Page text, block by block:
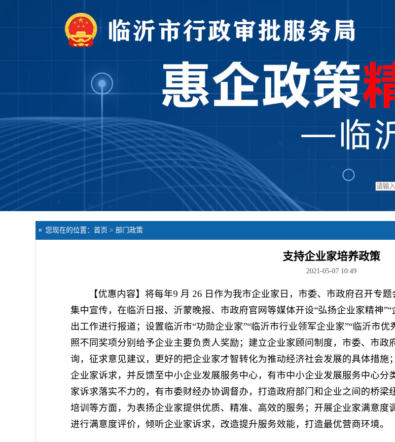
您现在的位置： 首页 > 部门政策
支持企业家培养政策
2021-05-07 10:49
【优惠内容】将每年9 月 26 日作为我市企业家日，市委、市政府召开专
集中宣传，在临沂日报、沂蒙晚报、市政府官网等媒体开设“弘扬企业家精神
出工作进行报道；设置临沂市“功勋企业家”“临沂市行业领军企业家”“临沂市
照不同奖项分别给予企业主要负责人奖励；建立企业家顾问制度，市委、市
询，征求意见建议，更好的把企业家才智转化为推动经济社会发展的具体措施
企业家诉求，并反馈至中小企业发展服务中心，有市中小企业发展服务中心
家诉求落实不力的，有市委财经办协调督办，打造政府部门和企业之间的桥
培训等方面，为表扬企业家提供优质、精准、高效的服务；开展企业家满意
进行满意度评价，倾听企业家诉求，改造提升服务效能，打造最优营商环境。